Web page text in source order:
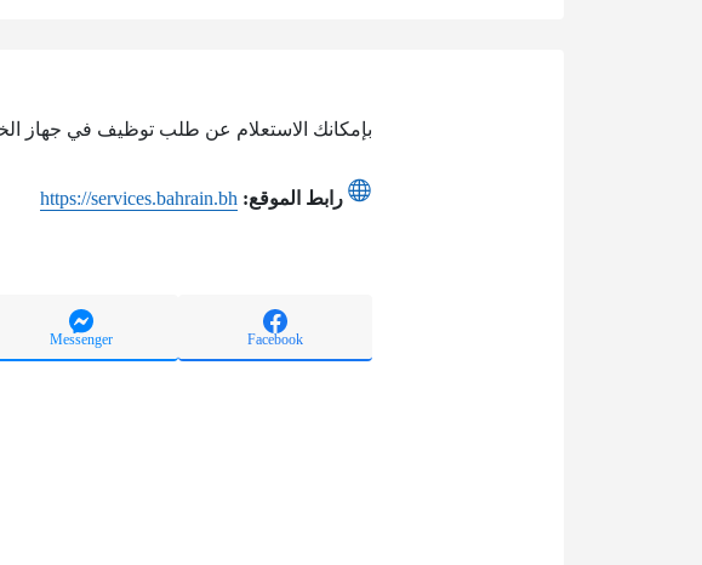
بإمكانك الاستعلام عن طلب توظيف في جهاز
رابط الموقع: https://services.bahrain.bh
Facebook
Messenger